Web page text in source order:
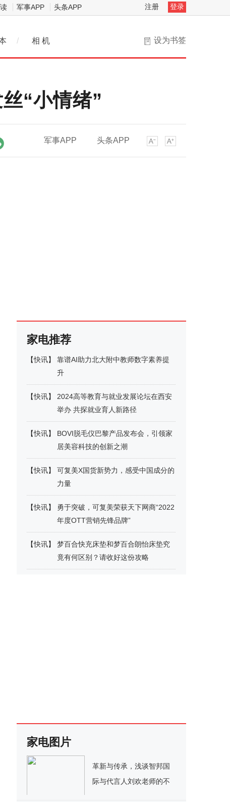
军事APP 头条APP 注册 登录
设为书签
/ 相 机
“小情绪”
军事APP 头条APP
家电推荐
【快讯】
靠谱AI助力北大附中教师数字素养提
升
【快讯】
2024高等教育与就业发展论坛在西安
举办 共探就业育人新路径
【快讯】
BOVI脱毛仪巴黎产品发布会，引领家
居美容科技的创新之潮
【快讯】
可复美X国货新势力，感受中国成分的
力量
【快讯】
勇于突破，可复美荣获天下网商“2022
年度OTT营销先锋品牌”
【快讯】
梦百合快充床垫和梦百合朗怡床垫究
竟有何区别？请收好这份攻略
家电图片
革新与传承，浅谈智邦国
际与代言人刘欢老师的不